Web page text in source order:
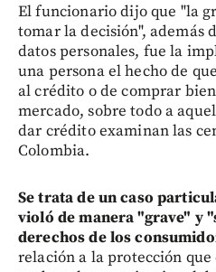
El funcionario dijo que "la
tomar la decisión", además
datos personales, fue la
una persona el hecho de
al crédito o de comprar
mercado, sobre todo a
dar crédito examinan las
Colombia.
Se trata de un caso
violó de manera "grave" y
derechos de los
relación a la protección